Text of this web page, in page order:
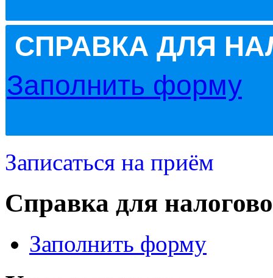
СПРАВКА ДЛЯ
Заполнить форму
Записаться на приём
Справка для
Заполнить форму